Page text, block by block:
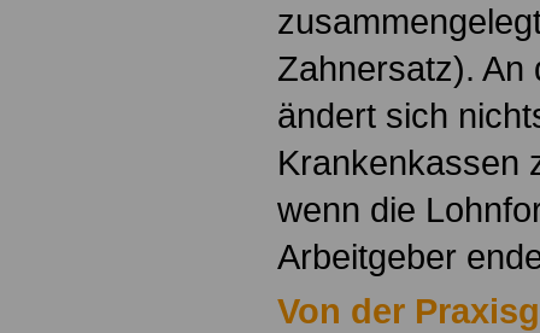
Zahnersatz). An
ändert sich
Krankenkassen
wenn die
Arbeitgeber
Von der